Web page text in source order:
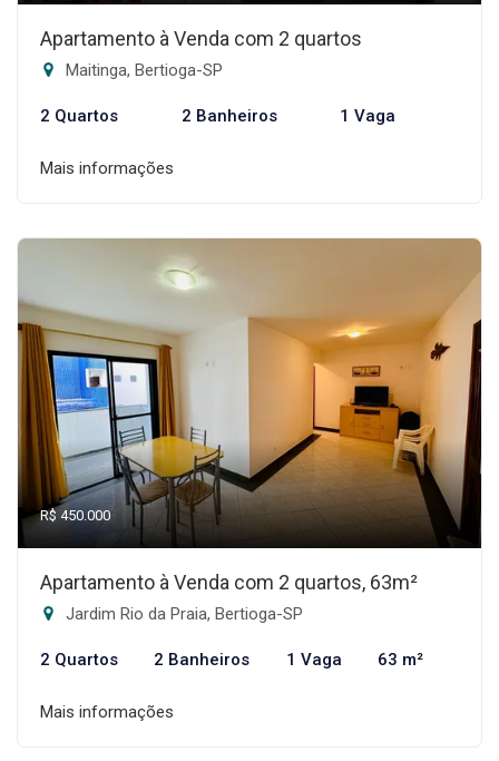
Apartamento à Venda com 2 quartos
Maitinga, Bertioga-SP
2 Quartos 2 Banheiros 1 Vaga
Mais informações
R$ 450.000
Apartamento à Venda com 2 quartos, 63m²
Jardim Rio da Praia, Bertioga-SP
2 Quartos 2 Banheiros 1 Vaga 63 m²
Mais informações